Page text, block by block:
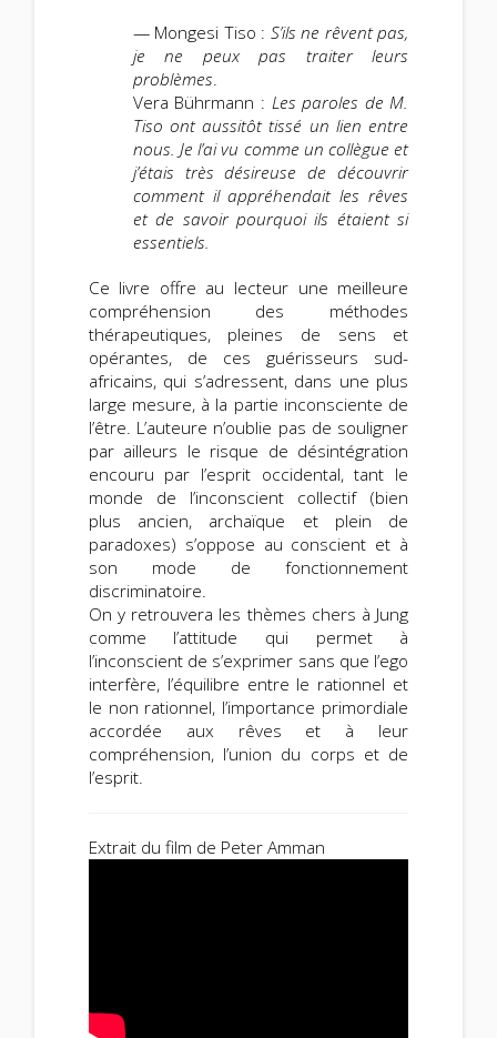
— Mongesi Tiso : S’ils ne rêvent pas,
je ne peux pas traiter leurs
problèmes.
Vera Bührmann : Les paroles de M.
Tiso ont aussitôt tissé un lien entre
nous. Je l’ai vu comme un collègue et
j’étais très désireuse de découvrir
comment il appréhendait les rêves
et de savoir pourquoi ils étaient si
essentiels.
Ce livre offre au lecteur une meilleure
compréhension des méthodes
thérapeutiques, pleines de sens et
opérantes, de ces guérisseurs sud-
africains, qui s’adressent, dans une plus
large mesure, à la partie inconsciente de
l’être. L’auteure n’oublie pas de souligner
par ailleurs le risque de désintégration
encouru par l’esprit occidental, tant le
monde de l’inconscient collectif (bien
plus ancien, archaïque et plein de
paradoxes) s’oppose au conscient et à
son mode de fonctionnement
discriminatoire.
On y retrouvera les thèmes chers à Jung
comme l’attitude qui permet à
l’inconscient de s’exprimer sans que l’ego
interfère, l’équilibre entre le rationnel et
le non rationnel, l’importance primordiale
accordée aux rêves et à leur
compréhension, l’union du corps et de
l’esprit.
Extrait du film de Peter Amman